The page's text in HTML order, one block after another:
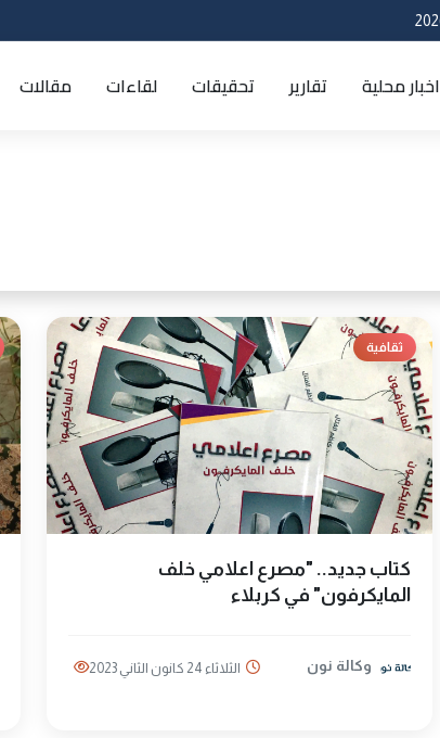
اخبار محلية تقارير تحقيقات لقاءات مقالات
ثقافية
كتاب جديد.. "مصرع اعلامي خلف
المايكرفون" في كربلاء
وكالة نون الثلاثاء 24 كانون الثاني 2023